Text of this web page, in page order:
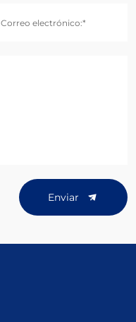
Correo electrónico:*
Enviar